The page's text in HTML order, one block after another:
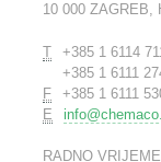
10 000 ZAGREB,
T
+385 1 6114
+385 1 6111
F
+385 1 6111
E
RADNO